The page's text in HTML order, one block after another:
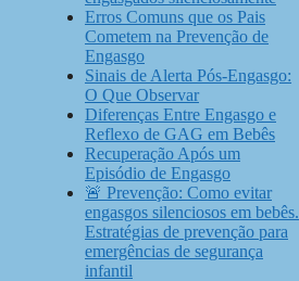
Erros Comuns que os Pais
Cometem na Prevenção de
Engasgo
Sinais de Alerta Pós-Engasgo:
O Que Observar
Diferenças Entre Engasgo e
Reflexo de GAG em Bebês
Recuperação Após um
Episódio de Engasgo
🚨 Prevenção: Como evitar
engasgos silenciosos em bebês.
Estratégias de prevenção para
emergências de segurança
infantil